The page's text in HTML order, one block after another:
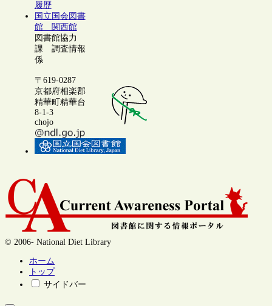
履歴
国立国会図書
館 関西館
図書館協力
課 調査情報
係
〒619-0287
京都府相楽郡
精華町精華台
8-1-3
chojo
© 2006- National Diet Library
ホーム
トップ
サイドバー